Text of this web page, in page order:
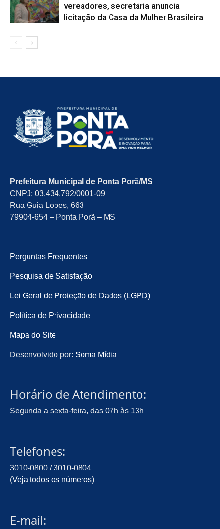
vereadores, secretária anuncia
licitação da Casa da Mulher Brasileira
Prefeitura Municipal de Ponta Porã/MS
CNPJ: 03.434.792/0001-09
Rua Guia Lopes, 663
79904-654 – Ponta Porã – MS
Perguntas Frequentes
Pesquisa de Satisfação
Lei Geral de Proteção de Dados (LGPD)
Política de Privacidade
Mapa do Site
Desenvolvido por: Soma Mídia
Horário de Atendimento:
Segunda a sexta-feira, das 07h às 13h
Telefones:
3010-0800 / 3010-0804
(Veja todos os números)
E-mail: